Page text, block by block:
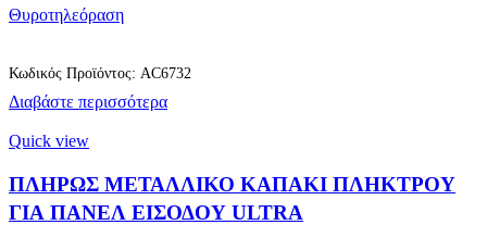
Θυροτηλεόραση
Διαβάστε περισσότερα
Κωδικός Προϊόντος: AC6732
Quick view
ΠΛΗΡΩΣ ΜΕΤΑΛΛΙΚΟ ΚΑΠΑΚΙ ΠΛΗΚΤΡΟΥ
ΓΙΑ ΠΑΝΕΛ ΕΙΣΟΔΟΥ ULTRA